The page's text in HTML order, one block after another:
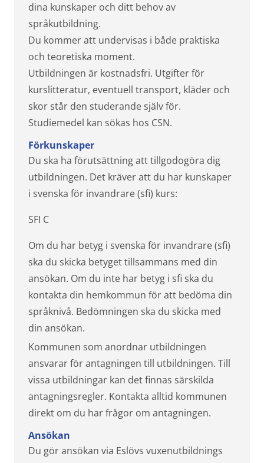
dina kunskaper och ditt behov av
språkutbildning.
Du kommer att undervisas i både praktiska
och teoretiska moment.
Utbildningen är kostnadsfri. Utgifter för
kurslitteratur, eventuell transport, kläder och
skor står den studerande själv för.
Studiemedel kan sökas hos CSN.
Förkunskaper
Du ska ha förutsättning att tillgodogöra dig
utbildningen. Det kräver att du har kunskaper
i svenska för invandrare (sfi) kurs:
SFI C
Om du har betyg i svenska för invandrare (sfi)
ska du skicka betyget tillsammans med din
ansökan. Om du inte har betyg i sfi ska du
kontakta din hemkommun för att bedöma din
språknivå. Bedömningen ska du skicka med
din ansökan.
Kommunen som anordnar utbildningen
ansvarar för antagningen till utbildningen. Till
vissa utbildningar kan det finnas särskilda
antagningsregler. Kontakta alltid kommunen
direkt om du har frågor om antagningen.
Ansökan
Du gör ansökan via Eslövs vuxenutbildnings